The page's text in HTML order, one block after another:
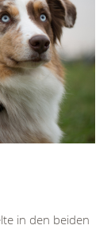
in den beiden